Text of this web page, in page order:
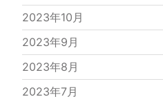
2023年10月
2023年9月
2023年8月
2023年7月